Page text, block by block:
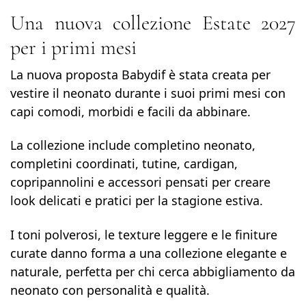
Una nuova collezione Estate 2027
per i primi mesi
La nuova proposta Babydif è stata creata per
vestire il neonato durante i suoi primi mesi con
capi comodi, morbidi e facili da abbinare.
La collezione include completino neonato,
completini coordinati, tutine, cardigan,
copripannolini e accessori pensati per creare
look delicati e pratici per la stagione estiva.
I toni polverosi, le texture leggere e le finiture
curate danno forma a una collezione elegante e
naturale, perfetta per chi cerca abbigliamento da
neonato con personalità e qualità.